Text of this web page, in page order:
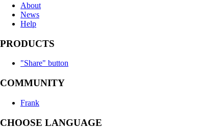
About
News
Help
PRODUCTS
"Share" button
COMMUNITY
Frank
CHOOSE LANGUAGE